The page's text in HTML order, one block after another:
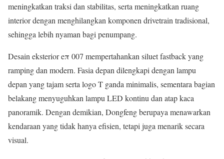
meningkatkan traksi dan stabilitas, serta meningkatkan ruang
interior dengan menghilangkan komponen drivetrain tradisional,
sehingga lebih nyaman bagi penumpang.
Desain eksterior eπ 007 mempertahankan siluet fastback yang
ramping dan modern. Fasia depan dilengkapi dengan lampu
depan yang tajam serta logo T ganda minimalis, sementara bagian
belakang menyuguhkan lampu LED kontinu dan atap kaca
panoramik. Dengan demikian, Dongfeng berupaya menawarkan
kendaraan yang tidak hanya efisien, tetapi juga menarik secara
visual.